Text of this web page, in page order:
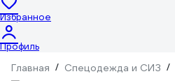
Избранное
Профиль
Главная / Спецодежда и СИЗ /